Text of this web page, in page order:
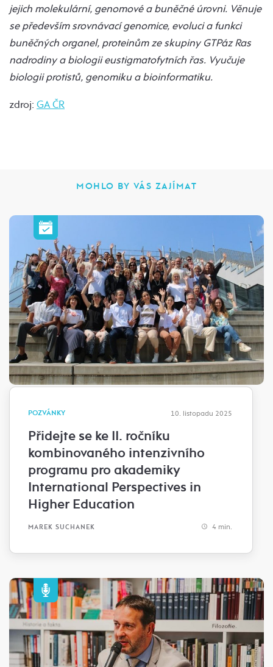
jejich molekulární, genomové a buněčné úrovni. Věnuje
se především srovnávací genomice, evoluci a funkci
buněčných organel, proteinům ze skupiny GTPáz Ras
nadrodiny a biologii eustigmatofytních řas. Vyučuje
biologii protistů, genomiku a bioinformatiku.
zdroj: GA ČR
MOHLO BY VÁS ZAJÍMAT
POZVÁNKY 10. listopadu 2025
Přidejte se ke II. ročníku
kombinovaného intenzivního
programu pro akademiky
International Perspectives in
Higher Education
MAREK SUCHANEK 4 min.